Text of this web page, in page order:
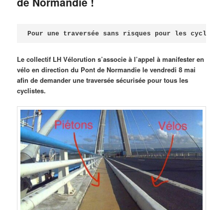
Pour une traversée sans risques pour les
Le collectif LH Vélorution s’associe à l’appel à manifester en
vélo en direction du Pont de Normandie le vendredi 8 mai
afin de demander une traversée sécurisée pour tous les
cyclistes.